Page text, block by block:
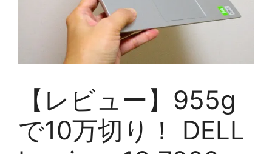
【レビュー】955g
で10万切り！ DELL